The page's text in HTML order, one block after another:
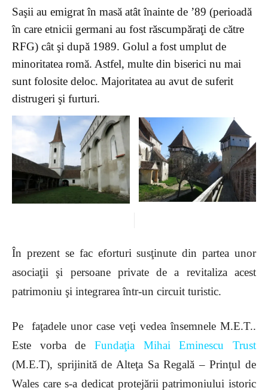
Saşii au emigrat în masă atât înainte de ’89 (perioadă
în care etnicii germani au fost răscumpăraţi de către
RFG) cât şi după 1989. Golul a fost umplut de
minoritatea romă. Astfel, multe din biserici nu mai
sunt folosite deloc. Majoritatea au avut de suferit
distrugeri şi furturi.
În prezent se fac eforturi susţinute din partea unor
asociaţii şi persoane private de a revitaliza acest
patrimoniu şi integrarea într-un circuit turistic.
Pe faţadele unor case veţi vedea însemnele M.E.T..
Este vorba de Fundaţia Mihai Eminescu Trust
(M.E.T), sprijinită de Alteţa Sa Regală – Prinţul de
Wales care s-a dedicat protejării patrimoniului istoric